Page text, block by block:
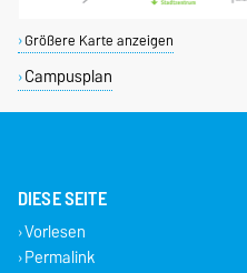
Größere Karte anzeigen
Campusplan
DIESE SEITE
Vorlesen
Permalink